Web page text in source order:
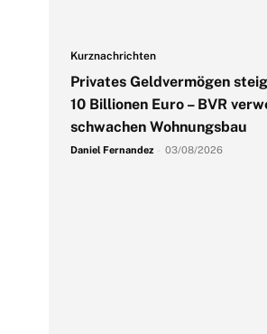
Kurznachrichten
Privates Geldvermögen
10 Billionen Euro – BVR
schwachen Wohnungsbau
Daniel Fernandez 03/08/2026